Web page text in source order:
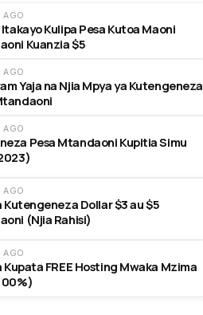
AGO
Kulipa Pesa Kutoa Maoni
Kuanzia $5
AGO
Yaja na Njia Mpya ya Kutengeneza
AGO
Pesa Mtandaoni Kupitia Simu
AGO
Kutengeneza Dollar $3 au $5
(Njia Rahisi)
AGO
Kupata FREE Hosting Mwaka Mzima